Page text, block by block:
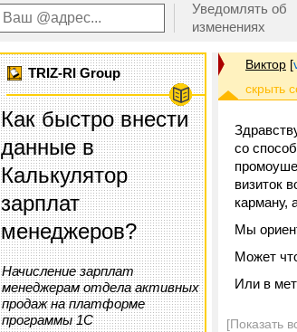
Уведомлять об
изменениях
TRIZ-RI Group
Как быстро внести
данные в
Калькулятор
зарплат
менеджеров?
Начисление зарплат
менеджерам отдела активных
продаж на платформе
программы 1С
Виктор [
со
визиток
карману,
Мы
Может
Или в
[Показать